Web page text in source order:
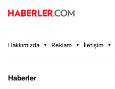
Hakkımızda Reklam İletişim
Haberler